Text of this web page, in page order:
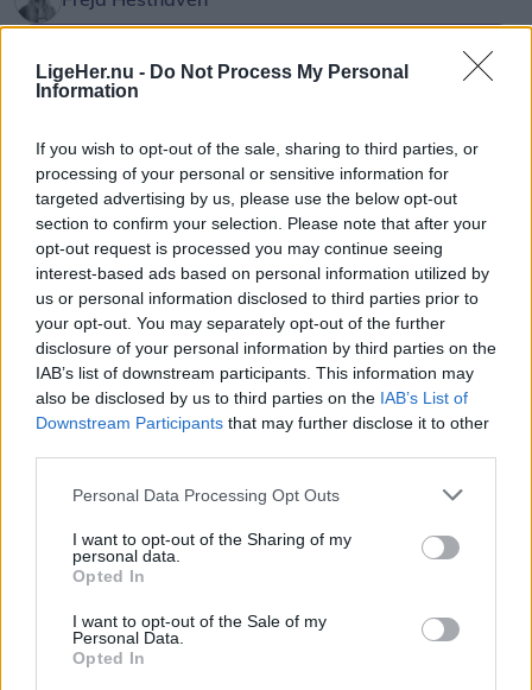
LigeHer.nu - Do Not Process My Personal
Information
If you wish to opt-out of the sale, sharing to third parties, or
processing of your personal or sensitive information for
targeted advertising by us, please use the below opt-out
section to confirm your selection. Please note that after your
opt-out request is processed you may continue seeing
interest-based ads based on personal information utilized by
us or personal information disclosed to third parties prior to
your opt-out. You may separately opt-out of the further
disclosure of your personal information by third parties on the
IAB’s list of downstream participants. This information may
also be disclosed by us to third parties on the IAB’s List of
Downstream Participants that may further disclose it to other
Personal Data Processing Opt Outs
I want to opt-out of the Sharing of my
personal data.
Opted In
I want to opt-out of the Sale of my
Personal Data.
Opted In
hittet "Solo Dance". Han får selskab af DJ Justé,
Kris Jensen gør opmærksom på, at man skal være
aldersgrænsen lørdag går ved 16 år.
Musikalsk set lukker MD-Duo bestående af Martin
Dinitzen og Dennis Kristensen festen søndag
eftermiddag, men fra onsdag 12. august og resten
af ugen er der meget andet end musik at glæde
sig til.
Blandt højdepunkterne er Farsø Løbet torsdag og
byfestoptoget søndag, og lørdag bliver de yngre
forkælet med børnekræmmermarked,
Både diskoteket og værkstedet var nyheder sidste
år og blev ifølge Kris Hansen godt modtaget.
07. august 2026 kl. 13.45
STØVRING: Fredag klokken 13.03 modtog
Nordjyllands Politi anmeldelse om færdselsuheld
på Hobrovej ved Gravlev syd for Støvring.
Her har tre biler været involveret i en voldsom
ulykke.
Det oplyser Nordjyllands Politi på Politi Update.
fem andre er kørt til tjek på sygehuset.
- Det er noget voldsomt herude, fortæller han.
Som følge af ulykken var Hobrovej totalt spærret
omkring ulykken.
Vis mere
Del artikel
Kategorier